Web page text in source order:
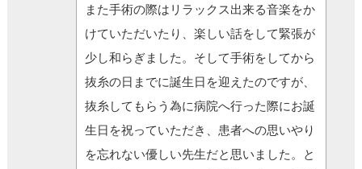
また手術の際はリラックス出来る音楽をか
けていただいたり、楽しい話をして緊張が
少し和らぎました。そして手術をしてから
抜糸の日までに誕生日を迎えたのですが、
抜糸してもらう為に病院へ行った際にお誕
生日を祝っていただき、患者への思いやり
を忘れない優しい先生だと思いました。と